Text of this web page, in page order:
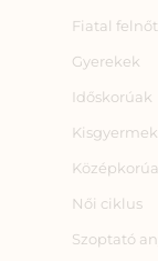
Fiatal
Gyerekek
Időskorúak
Női ciklus
Szoptató